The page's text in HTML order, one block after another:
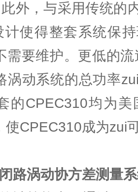
外，与采用传统的
计使得整套系统保
需要维护。更低的
涡动系统的总功率
的CPEC310均为美
使CPEC310成为zui
路涡动协方差测量